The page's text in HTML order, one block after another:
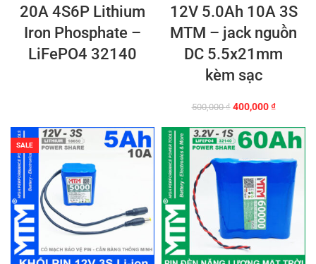
20A 4S6P Lithium
Iron Phosphate –
LiFePO4 32140
12V 5.0Ah 10A 3S
MTM – jack nguồn
DC 5.5x21mm
kèm sạc
500,000₫ Giá
là:
500,000 ₫.
400,000₫Giá
tại
là:
400,000
SALE